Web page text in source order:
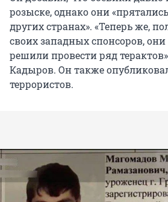
розыске, однако они
других странах». «Теперь же,
своих западных спонсоров,
решили провести ряд
Кадыров. Он также
террористов.